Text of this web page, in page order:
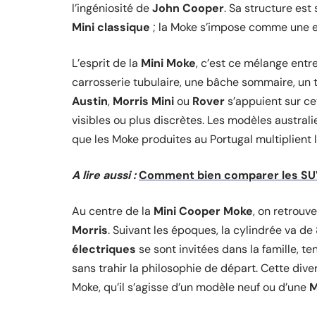
l’ingéniosité deJohn Cooper. Sa structure est
Mini classique ; la Moke s’impose comme une
L’esprit de la Mini Moke, c’est ce mélange
carrosserie tubulaire, une bâche sommaire,
Austin, Morris Miniou Rovers’appuient sur
visibles ou plus discrètes. Les modèles
que les Moke produites au Portugal multiplient
A lire aussi :Comment bien comparer les
Au centre de la Mini Cooper Moke, on
Morris. Suivant les époques, la cylindrée va
électriques se sont invitées dans la famille,
sans trahir la philosophie de départ. Cette
Moke, qu’il s’agisse d’un modèle neuf ou d’une